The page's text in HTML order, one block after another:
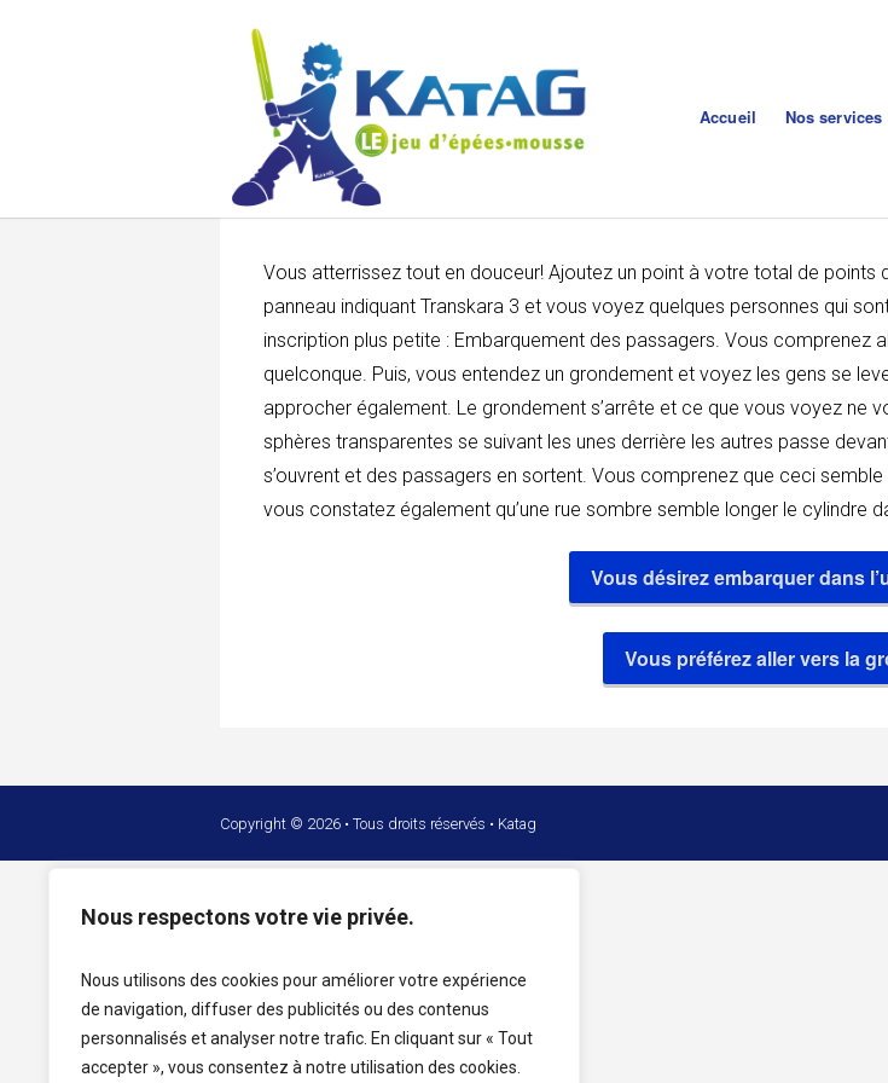
Nous respectons votre vie privée.
Nous utilisons des cookies pour améliorer votre expérience
de navigation, diffuser des publicités ou des contenus
personnalisés et analyser notre trafic. En cliquant sur « Tout
accepter », vous consentez à notre utilisation des cookies.
Accueil Nos services
Vous atterrissez tout en douceur! Ajoutez un point à votre total de
panneau indiquant Transkara 3 et vous voyez quelques personnes qui
inscription plus petite : Embarquement des passagers. Vous comprenez
quelconque. Puis, vous entendez un grondement et voyez les gens se
approcher également. Le grondement s’arrête et ce que vous voyez ne
sphères transparentes se suivant les unes derrière les autres passe
s’ouvrent et des passagers en sortent. Vous comprenez que ceci
vous constatez également qu’une rue sombre semble longer le cylindre
Vous désirez embarquer dans
Vous préférez aller vers la
Copyright © 2026 • Tous droits réservés • Katag